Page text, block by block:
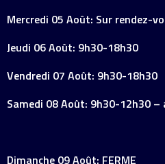
Mercredi 05 Août: Sur rendez-
Jeudi 06 Août: 9h30-18h30
Vendredi 07 Août: 9h30-18h30
Samedi 08 Août: 9h30-12h30
Dimanche 09 Août: FERME